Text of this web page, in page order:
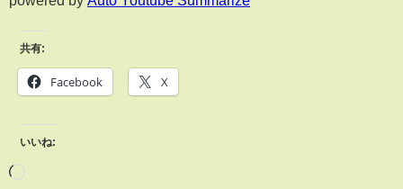
共有:
Facebook X
いいね: